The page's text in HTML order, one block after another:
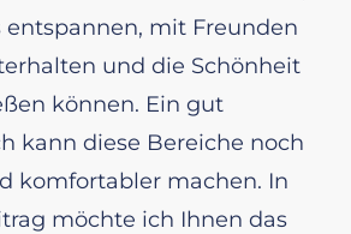
mit Freunden
und die Schönheit
können. Ein gut
kann diese Bereiche noch
komfortabler machen. In
möchte ich Ihnen das